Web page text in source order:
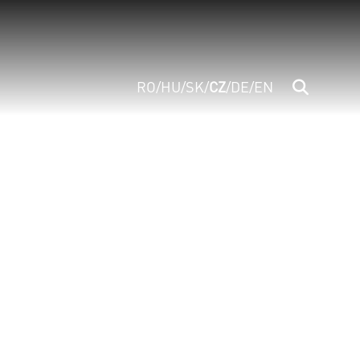
RO/HU/SK/CZ/DE/EN